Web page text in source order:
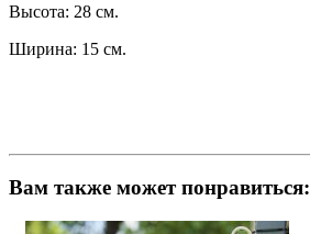
Высота: 28 см.
Ширина: 15 см.
Вам также может понравиться: